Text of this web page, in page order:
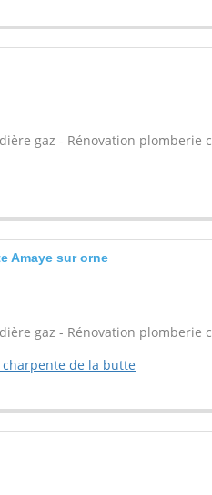
gaz - Rénovation plomberie
Amaye sur orne
gaz - Rénovation plomberie
de la butte